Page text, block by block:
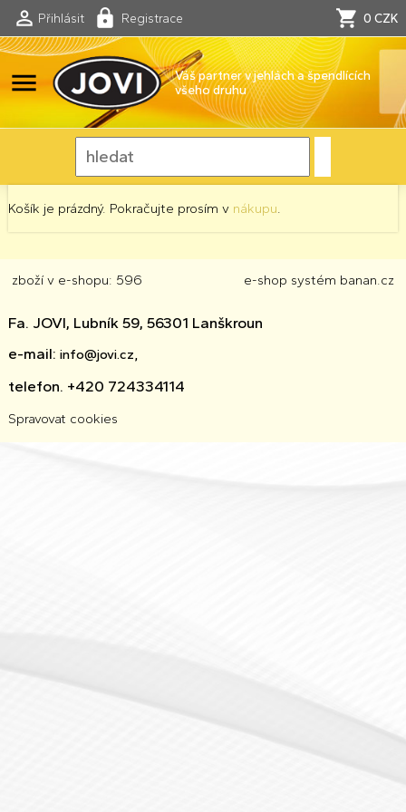
Přihlásit Registrace 0 CZK
menu
Váš partner v jehlách a špendlících
všeho druhu
Košík je prázdný. Pokračujte prosím v nákupu.
zboží v e-shopu: 596 e-shop systém banan.cz
Fa. JOVI, Lubník 59, 56301 Lanškroun
e-mail: info@jovi.cz,
telefon. +420 724334114
Spravovat cookies